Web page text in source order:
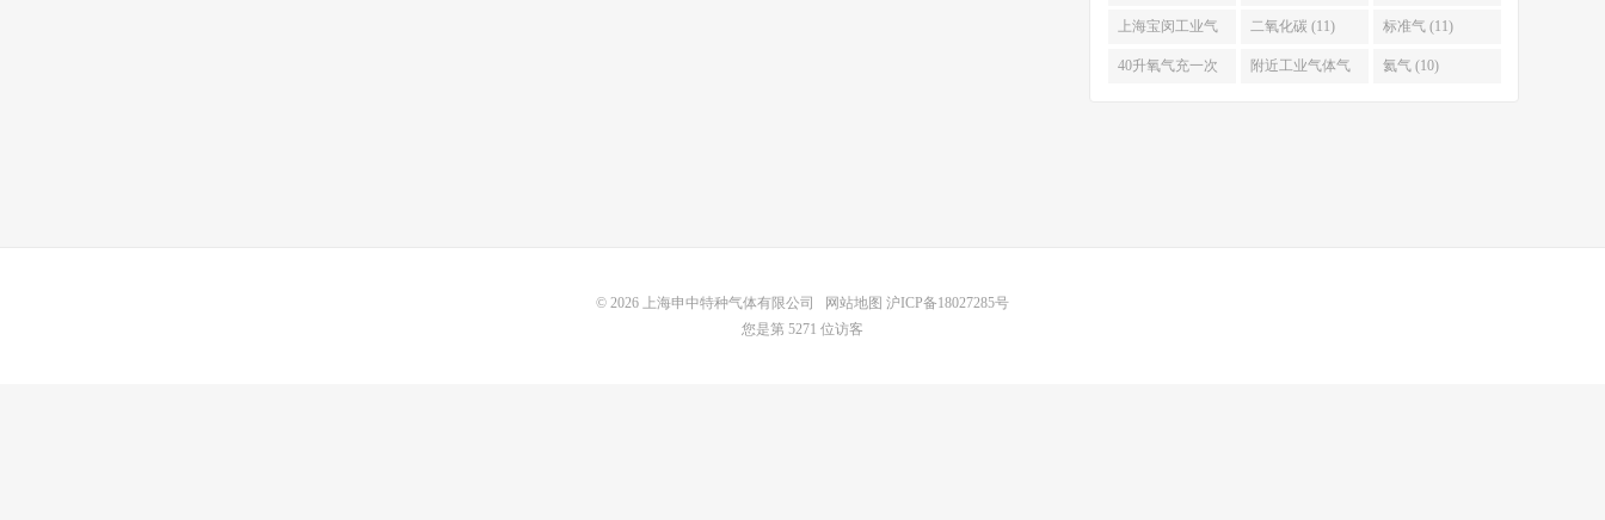
哪些 (13) (12)
上海宝闵工业气
体有限公司 (12)
二氧化碳 (11) 标准气 (11)
40升氧气充一次 附近工业气体气 氦气 (10)
© 2026 上海申中特种气体有限公司 网站地图 沪ICP备18027285号
您是第 5271 位访客